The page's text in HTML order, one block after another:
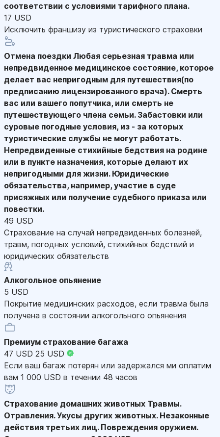
соответствии с условиями тарифного плана.
17 USD
Исключить франшизу из туристического страховки
Отмена поездки Любая серьезная травма или
непредвиденное медицинское состояние, которое
делает вас непригодным для путешествия(по
предписанию лицензированного врача). Смерть
вас или вашего попутчика, или смерть не
путешествующего члена семьи. Забастовки или
суровые погодные условия, из - за которых
туристические службы не могут работать.
Непредвиденные стихийные бедствия на родине
или в пункте назначения, которые делают их
непригодными для жизни. Юридические
обязательства, например, участие в суде
присяжных или получение судебного приказа или
повестки.
49 USD
Страхование на случай непредвиденных болезней,
травм, погодных условий, стихийных бедствий и
юридических обязательств
Алкогольное опьянение
5 USD
Покрытие медицинских расходов, если травма была
получена в состоянии алкогольного опьянения
Премиум страхование багажа
47 USD 25 USD
Если ваш багаж потерян или задержался ми оплатим
вам 1 000 USD в течении 48 часов
Страхование домашних животных Травмы.
Отравления. Укусы других животных. Незаконные
действия третьих лиц. Повреждения оружием.